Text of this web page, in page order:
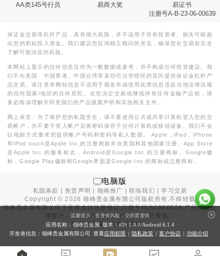
AA类145号行员
易商大奖
易证书
注册号A-B-23-06-00639
保证金交易等杠杆产品，具有很大风险，并不适用于所有投资者。损失可能超
出您的初始投入资金。我们建议您征询独立顾问的意见，确保您在交易前完全
了解可能涉及的风险。
本网站上显示的任何信息仅作为一般数据或参考，并不构成任何投资建议。我
们不向美国、中国香港、中国台湾等某些司法管辖区的居民提供保证金杠杆产
品交易。请注意本网站信息不适用于视发布或使用此类信息违反当地法律法规
的任何国家/地区的任何居民。在您决定交易或继续持有任何金融产品前，请
务必阅读理解并同意我们的产品披露声明和其他相关文件。
网上保安：为了保护您的私隐安全，请不要使用公共或共享计算机登入您的交
易帐户，亦不要于登入帐户后将密码保存于任何计算机或移动设备。我们不会
以电邮方式要求您提供帐户号码和密码等私人数据。 Apple，iPad，iPhone
和iPod touch是Apple Inc.的注册商标并在美国和其他国家注册。App Store
是Apple Inc.的服务标志，Android是Google Inc.的注册商标。Google徽
标，Google Play徽标和Google界面是Google Inc.的商标或注册商标。
电脑版
私隐条款 |免责声明 领峰推广 |联络我们 |学习交易
Copyright ©2026 领峰贵金属有限公司版权所有,不得转载
领峰贵金属有限公司于香港合法注册登记,注册号码为1660574,产品面向全
球客户。本站内所有内容均为香港地区资讯。
投资有风险，入市需谨慎。
温馨提示：投资有风险，交易需谨慎
应用名称：领峰贵金属 版本：iOS 1.0.0/Android 6.1.4
开发者信息：领峰贵金属有限公司 查看应用权限 | 隐私政策 | 客户协议 | 功能介绍